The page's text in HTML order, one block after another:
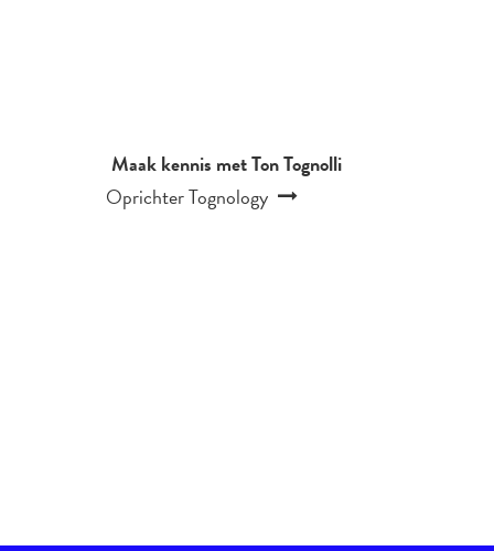
Maak kennis met Ton Tognolli
Oprichter Tognology